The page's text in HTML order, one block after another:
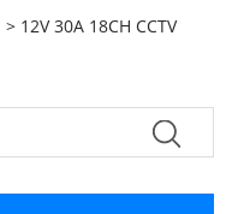
> 12V 30A 18CH CCTV